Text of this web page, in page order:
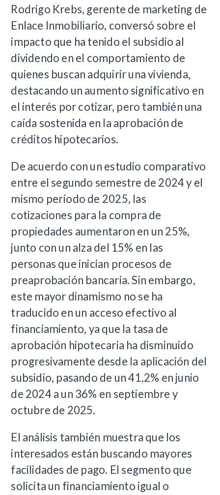
Rodrigo Krebs, gerente de marketing de
Enlace Inmobiliario, conversó sobre el
impacto que ha tenido el subsidio al
dividendo en el comportamiento de
quienes buscan adquirir una vivienda,
destacando un aumento significativo en
el interés por cotizar, pero también una
caída sostenida en la aprobación de
créditos hipotecarios.
De acuerdo con un estudio comparativo
entre el segundo semestre de 2024 y el
mismo período de 2025, las
cotizaciones para la compra de
propiedades aumentaron en un 25%,
junto con un alza del 15% en las
personas que inician procesos de
preaprobación bancaria. Sin embargo,
este mayor dinamismo no se ha
traducido en un acceso efectivo al
financiamiento, ya que la tasa de
aprobación hipotecaria ha disminuido
progresivamente desde la aplicación del
subsidio, pasando de un 41,2% en junio
de 2024 a un 36% en septiembre y
octubre de 2025.
El análisis también muestra que los
interesados están buscando mayores
facilidades de pago. El segmento que
solicita un financiamiento igual o